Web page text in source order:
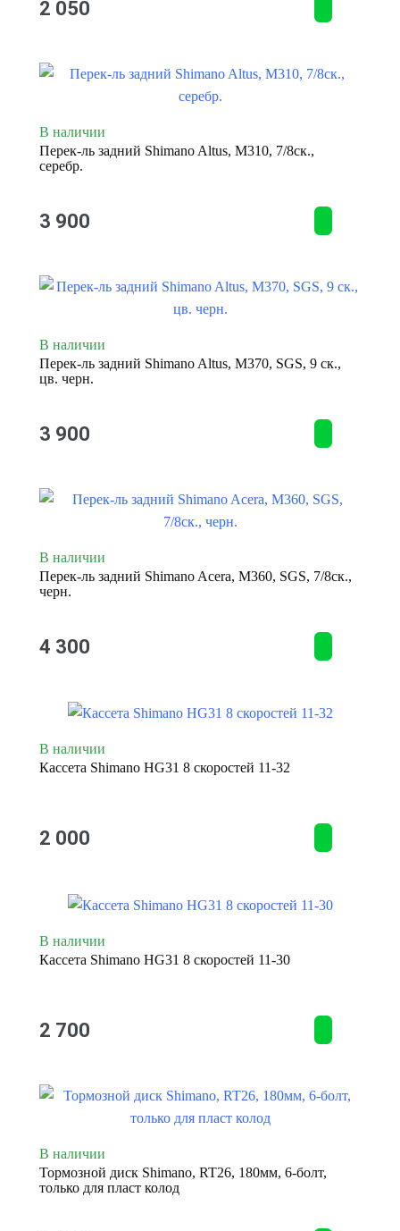
2 050
В наличии
Перек-ль задний Shimano Altus, M310, 7/8ск.,
серебр.
3 900
В наличии
Перек-ль задний Shimano Altus, M370, SGS, 9 ск.,
цв. черн.
3 900
В наличии
Перек-ль задний Shimano Acera, M360, SGS, 7/8ск.,
черн.
4 300
В наличии
Кассета Shimano HG31 8 скоростей 11-32
2 000
В наличии
Кассета Shimano HG31 8 скоростей 11-30
2 700
В наличии
Тормозной диск Shimano, RT26, 180мм, 6-болт,
только для пласт колод